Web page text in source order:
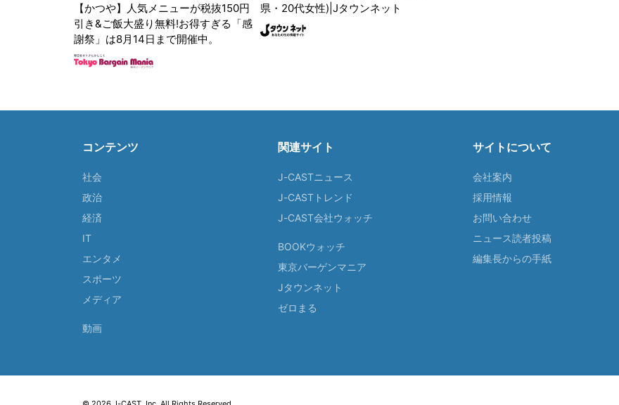
【かつや】人気メニューが税抜150円
引き&ご飯大盛り無料!お得すぎる「感
謝祭」は8月14日まで開催中。
県・20代女性)|Jタウンネット
コンテンツ
社会
政治
経済
IT
エンタメ
スポーツ
メディア
動画
関連サイト
J-CASTニュース
J-CASTトレンド
J-CAST会社ウォッチ
BOOKウォッチ
東京バーゲンマニア
Jタウンネット
ゼロまる
サイトについて
会社案内
採用情報
お問い合わせ
ニュース読者投稿
編集長からの手紙